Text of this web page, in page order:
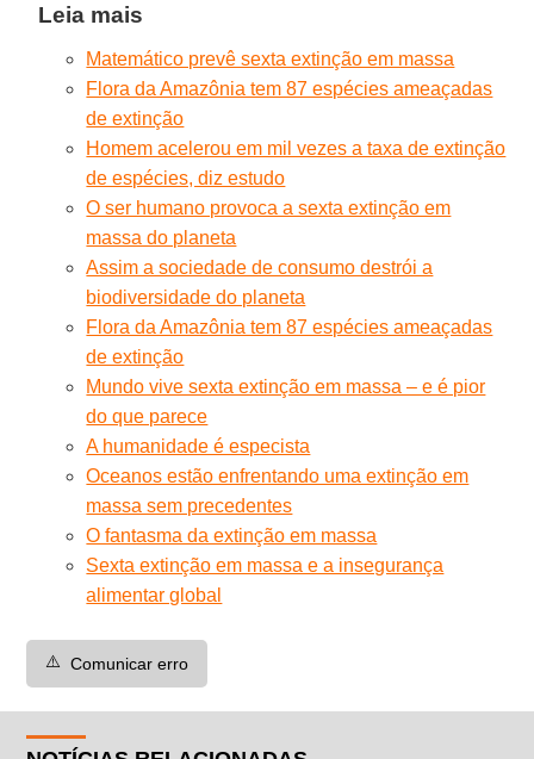
Leia mais
Matemático prevê sexta extinção em massa
Flora da Amazônia tem 87 espécies ameaçadas
de extinção
Homem acelerou em mil vezes a taxa de extinção
de espécies, diz estudo
O ser humano provoca a sexta extinção em
massa do planeta
Assim a sociedade de consumo destrói a
biodiversidade do planeta
Flora da Amazônia tem 87 espécies ameaçadas
de extinção
Mundo vive sexta extinção em massa – e é pior
do que parece
A humanidade é especista
Oceanos estão enfrentando uma extinção em
massa sem precedentes
O fantasma da extinção em massa
Sexta extinção em massa e a insegurança
alimentar global
⚠️ Comunicar erro